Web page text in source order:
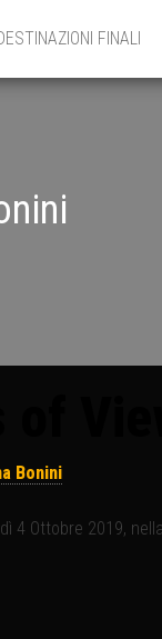
FINALI
Bonini
Ottobre 2019,